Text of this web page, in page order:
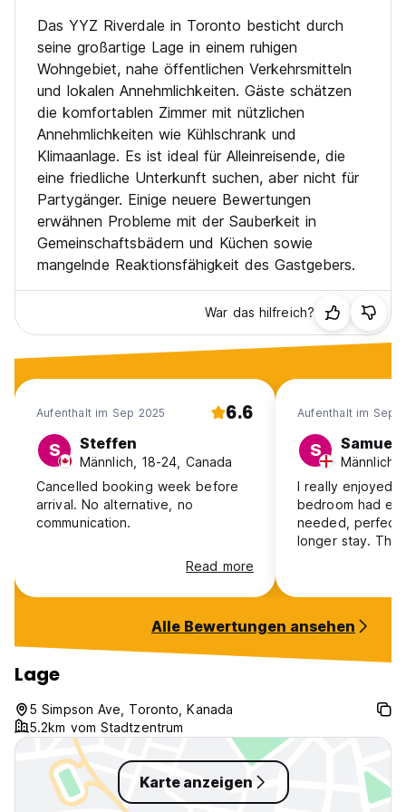
YYZ Riverdale Policy and Conditions:
Cancellation policy: 48 hs before arrival. In case of a late
cancellation or No Show, you will be charged the first night
of your stay.
Check in from 15:00 to 00:00 .
Check out until 11:00 .
Payment upon arrival by credit and debit cards.
Taxes included
Breakfast not included
No curfew.
Das YYZ Riverdale in Toronto besticht durch
seine großartige Lage in einem ruhigen
Wohngebiet, nahe öffentlichen Verkehrsmitteln
und lokalen Annehmlichkeiten. Gäste schätzen
die komfortablen Zimmer mit nützlichen
Annehmlichkeiten wie Kühlschrank und
Klimaanlage. Es ist ideal für Alleinreisende, die
eine friedliche Unterkunft suchen, aber nicht für
Partygänger. Einige neuere Bewertungen
erwähnen Probleme mit der Sauberkeit in
Gemeinschaftsbädern und Küchen sowie
mangelnde Reaktionsfähigkeit des Gastgebers.
War das hilfreich?
Aufenthalt im Sep 2025 6.6
S Steffen
Männlich, 18-24, Canada
Cancelled booking week before
arrival. No alternative, no
communication.
Read more
Aufenthalt im Sep
S Samuel
Männlich,
I really enjoyed
bedroom had
needed, perfect
longer stay. The
perfect mix
people also
Alle Bewertungen ansehen
Lage
5 Simpson Ave, Toronto, Kanada
5.2km vom Stadtzentrum
Karte anzeigen